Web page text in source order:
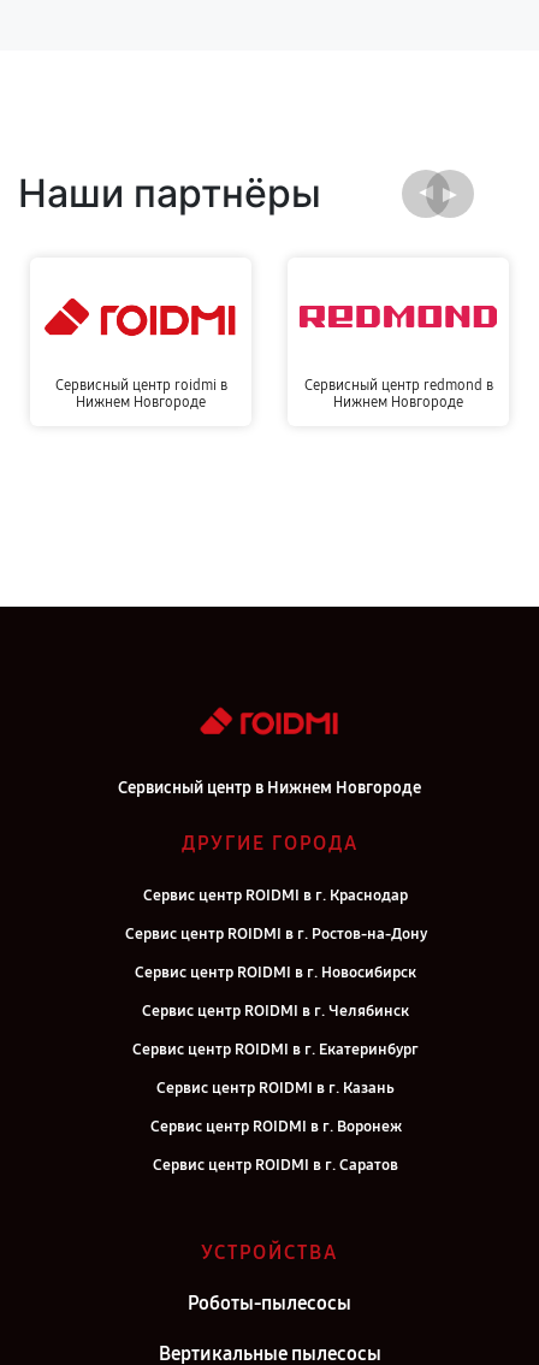
Наши партнёры
Сервисный центр roidmi в
Нижнем Новгороде
Сервисный центр redmond в
Нижнем Новгороде
Сервисный центр в Нижнем Новгороде
ДРУГИЕ ГОРОДА
Сервис центр ROIDMI в г. Краснодар
Сервис центр ROIDMI в г. Ростов-на-Дону
Сервис центр ROIDMI в г. Новосибирск
Сервис центр ROIDMI в г. Челябинск
Сервис центр ROIDMI в г. Екатеринбург
Сервис центр ROIDMI в г. Казань
Сервис центр ROIDMI в г. Воронеж
Сервис центр ROIDMI в г. Саратов
Сервис центр ROIDMI в г. Киров
УСТРОЙСТВА
Роботы-пылесосы
Вертикальные пылесосы